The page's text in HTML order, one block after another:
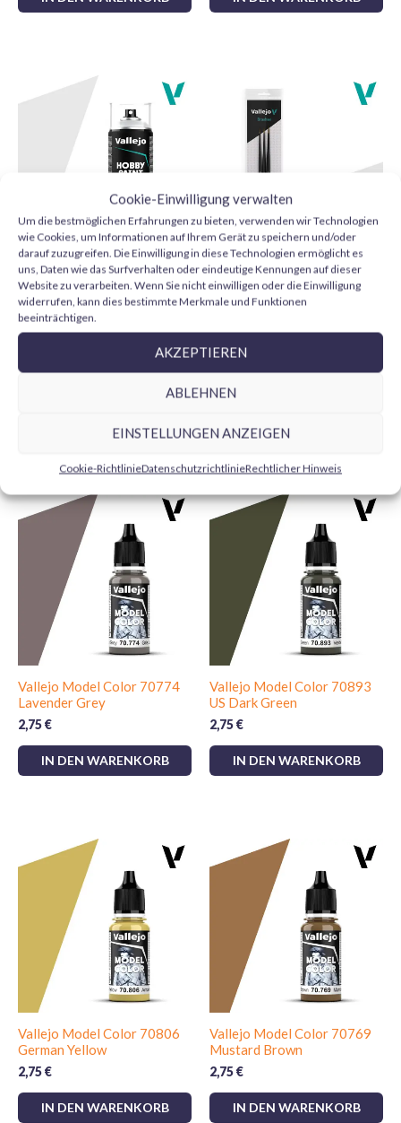
Cookie-Einwilligung verwalten
Um die bestmöglichen Erfahrungen zu bieten, verwenden wir Technologien
wie Cookies, um Informationen auf Ihrem Gerät zu speichern und/oder
darauf zuzugreifen. Die Einwilligung in diese Technologien ermöglicht es
uns, Daten wie das Surfverhalten oder eindeutige Kennungen auf dieser
Website zu verarbeiten. Wenn Sie nicht einwilligen oder die Einwilligung
widerrufen, kann dies bestimmte Merkmale und Funktionen
beeinträchtigen.
AKZEPTIEREN
ABLEHNEN
EINSTELLUNGEN ANZEIGEN
Cookie-RichtlinieDatenschutzrichtlinieRechtlicher Hinweis
Anwendungstipps
Schüttle die Flasche vor Gebrauch gut und trage die Farbe
auf eine saubere, grundierte Oberfläche auf. Für ein feineres
Finish arbeite mit mehreren dünnen Schichten statt einer
dicken Schicht. Du kannst die Fließfähigkeit mit Wasser
oder Acrylmedium je nach Technik und gewünschter
Transparenz anpassen.
Um die Arbeit abzuschließen, kannst du sie mit
Grundierungen,Lacken,Modellbaupinselnund weiteren
Farben der SerieModel Color Vallejokombinieren.
Vallejo Imprimación Gris
28011 Aerosol 400 ml
11,75€
IN DEN WARENKORB
Vallejo Design Set Pro
Modeler B01991 pelo
natural 0, 1 y 2
IN DEN WARENKORB
Ähnliche Produkte
Vallejo Model Color 70774
Lavender Grey
2,75€
IN DEN WARENKORB
Vallejo Model Color 70893
US Dark Green
2,75€
IN DEN WARENKORB
Vallejo Model Color 70806
German Yellow
2,75€
IN DEN WARENKORB
Vallejo Model Color 70769
Mustard Brown
2,75€
IN DEN WARENKORB